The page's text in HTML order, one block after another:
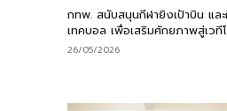
กทพ. สนับสนุนกีฬายิงเป้าบิน และ
เทคบอล เพื่อเสริมศักยภาพสู่เวที
26/05/2026